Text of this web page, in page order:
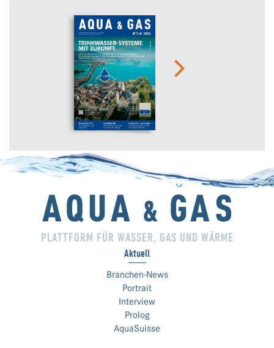
PLATTFORM FÜR WASSER, GAS UND WÄRME
Aktuell
Branchen-News
Portrait
Interview
Prolog
AquaSuisse